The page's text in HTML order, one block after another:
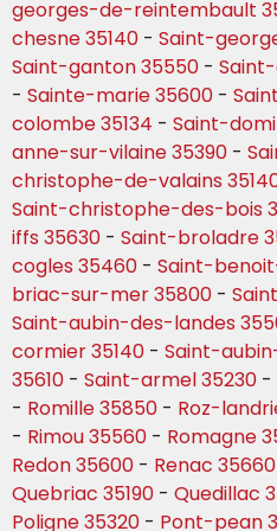
georges-de-reintembault
chesne 35140 - Saint-
Saint-ganton 35550 -
- Sainte-marie 35600 -
colombe 35134 - Saint-
anne-sur-vilaine 35390 -
christophe-de-valains
Saint-christophe-des-bois
iffs 35630 - Saint-broladre
cogles 35460 - Saint-
briac-sur-mer 35800 -
Saint-aubin-des-landes
cormier 35140 - Saint-
35610 - Saint-armel 35230 -
- Romille 35850 - Roz-
- Rimou 35560 - Romagne
Redon 35600 - Renac 35660
Quebriac 35190 - Quedillac
Poligne 35320 - Pont-pean